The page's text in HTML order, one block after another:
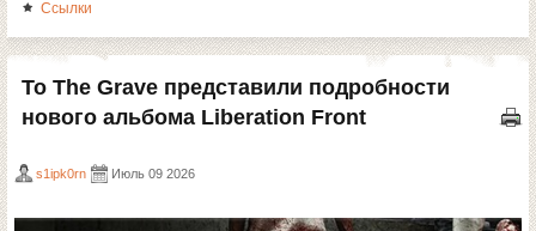
Ссылки
To The Grave представили подробности
нового альбома Liberation Front
s1ipk0rn Июль 09 2026